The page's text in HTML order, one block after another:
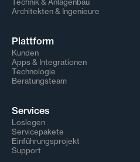
Architekten & Ingenieure
Plattform
Kunden
Apps & Integrationen
Technologie
Beratungsteam
Services
Loslegen
Servicepakete
Einführungsprojekt
Support